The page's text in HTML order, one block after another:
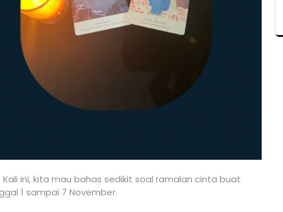
ini, kita mau bahas sedikit soal ramalan cinta buat
1 sampai 7 November.